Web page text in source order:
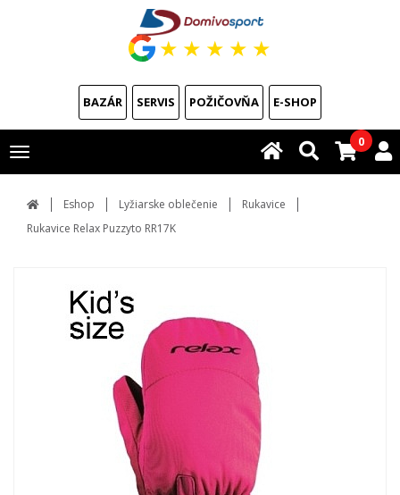
★ ★ ★ ★ ★
BAZÁR SERVIS POŽIČOVŇA E-SHOP
Toggle
navigation
0
Eshop Lyžiarske oblečenie
Rukavice
Rukavice Relax Puzzyto RR17K